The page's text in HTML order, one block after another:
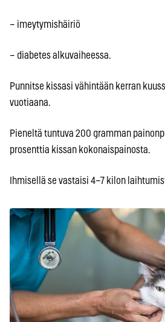
– imeytymishäiriö
– diabetes alkuvaiheessa.
Punnitse kissasi vähintään kerran
vuotiaana.
Pieneltä tuntuva 200 gramman
prosenttia kissan kokonaispainosta.
Ihmisellä se vastaisi 4–7 kilon